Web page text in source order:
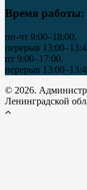
Время работы:
пн-чт 9:00–18:00,
перерыв
пт 9:00–17:00,
перерыв
© 2026.
Ленинградской